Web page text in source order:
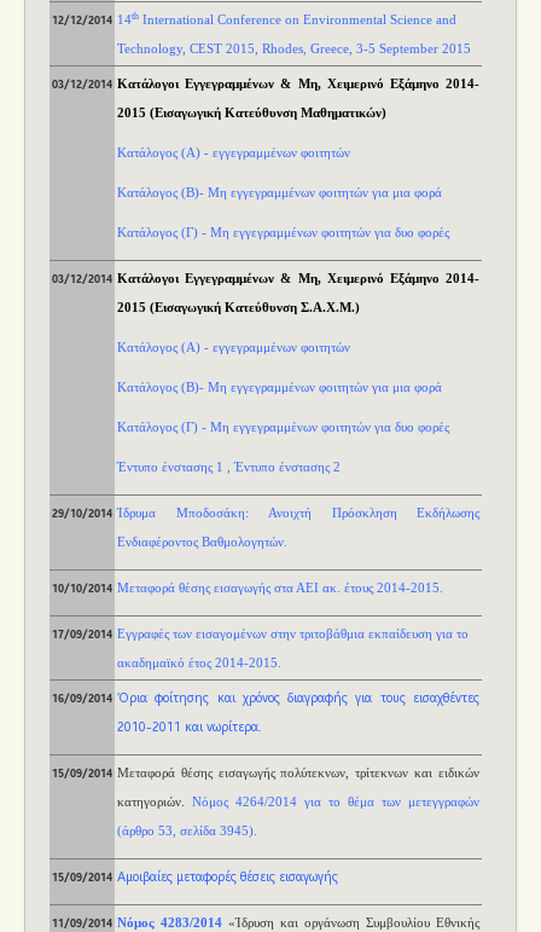
12/12/2014 14th International Conference on Environmental Science and
Technology, CEST 2015, Rhodes, Greece, 3-5 September 2015
03/12/2014 Κατάλογοι Εγγεγραμμένων & Μη, Χειμερινό Εξάμηνο 2014-
2015 (Εισαγωγική Κατεύθυνση Μαθηματικών)
Κατάλογος (Α) - εγγεγραμμένων φοιτητών
Κατάλογος (Β)- Μη εγγεγραμμένων φοιτητών για μια φορά
Κατάλογος (Γ) - Μη εγγεγραμμένων φοιτητών για δυο φορές
03/12/2014 Κατάλογοι Εγγεγραμμένων & Μη, Χειμερινό Εξάμηνο 2014-
2015 (Εισαγωγική Κατεύθυνση Σ.Α.Χ.Μ.)
Κατάλογος (Α) - εγγεγραμμένων φοιτητών
Κατάλογος (Β)- Μη εγγεγραμμένων φοιτητών για μια φορά
Κατάλογος (Γ) - Μη εγγεγραμμένων φοιτητών για δυο φορές
Έντυπο ένστασης 1 ,Έντυπο ένστασης 2
29/10/2014 Ίδρυμα Μποδοσάκη: Ανοιχτή Πρόσκληση Εκδήλωσης
Ενδιαφέροντος Βαθμολογητών.
10/10/2014 Μεταφορά θέσης εισαγωγής στα ΑΕΙ ακ. έτους 2014-2015.
17/09/2014 Εγγραφές των εισαγομένων στην τριτοβάθμια εκπαίδευση για το
ακαδημαϊκό έτος 2014-2015.
16/09/2014 Όρια φοίτησης και χρόνος διαγραφής για τους εισαχθέντες
2010-2011 και νωρίτερα.
15/09/2014 Μεταφορά θέσης εισαγωγής πολύτεκνων, τρίτεκνων και ειδικών
κατηγοριών. Nόμος 4264/2014 για το θέμα των μετεγγραφών
(άρθρο 53, σελίδα 3945)
15/09/2014 Αμοιβαίες μεταφορές θέσεις εισαγωγής
11/09/2014 Nόμος 4283/2014 «Ίδρυση και οργάνωση Συμβουλίου Εθνικής